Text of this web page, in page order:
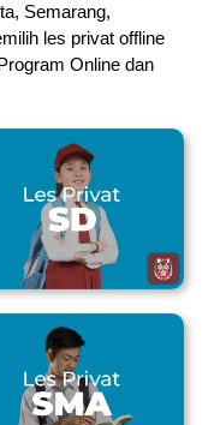
Semarang,
les privat offline
Online dan